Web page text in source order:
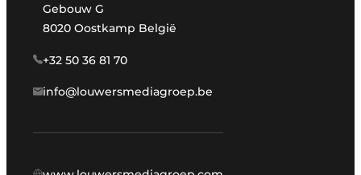
Gebouw G
8020 Oostkamp België
+32 50 36 81 70
info@louwersmediagroep.be